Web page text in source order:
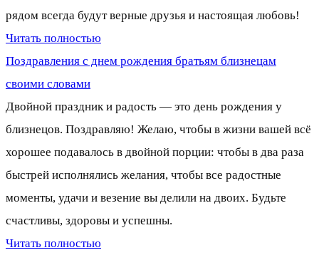
рядом всегда будут верные друзья и настоящая любовь!
Читать полностью
Поздравления с днем рождения братьям близнецам
своими словами
Двойной праздник и радость — это день рождения у
близнецов. Поздравляю! Желаю, чтобы в жизни вашей всё
хорошее подавалось в двойной порции: чтобы в два раза
быстрей исполнялись желания, чтобы все радостные
моменты, удачи и везение вы делили на двоих. Будьте
счастливы, здоровы и успешны.
Читать полностью